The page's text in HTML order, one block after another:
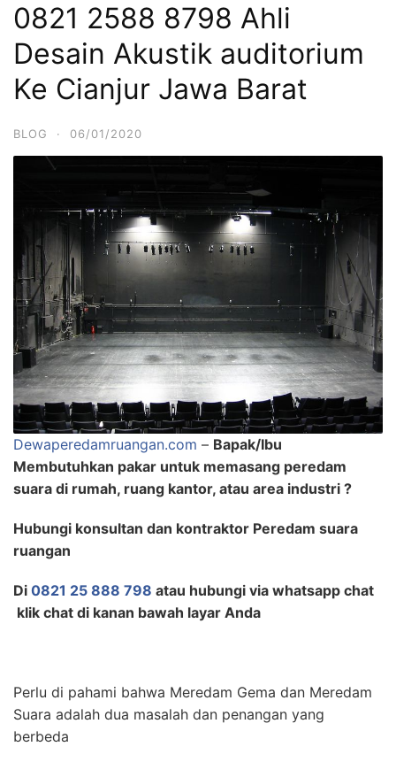
0821 2588 8798 Ahli
Desain Akustik auditorium
Ke Cianjur Jawa Barat
BLOG · 06/01/2020
Dewaperedamruangan.com – Bapak/Ibu
Membutuhkan pakar untuk memasang peredam
suara di rumah, ruang kantor, atau area industri ?
Hubungi konsultan dan kontraktor Peredam suara
ruangan
Di 0821 25 888 798 atau hubungi via whatsapp chat
klik chat di kanan bawah layar Anda
Perlu di pahami bahwa Meredam Gema dan Meredam
Suara adalah dua masalah dan penangan yang
berbeda